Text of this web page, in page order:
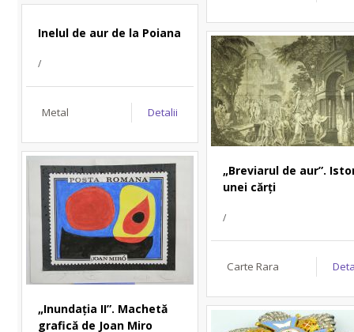
Inelul de aur de la Poiana
/
Metal Detalii
„Breviarul de aur”.
unei cărți
/
Carte Rara
„Inundația II”. Machetă
grafică de Joan Miro